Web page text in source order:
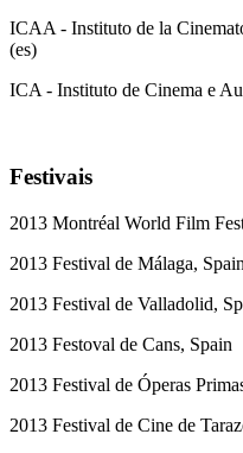
ICAA - Instituto de la
(es)
ICA - Instituto de Cinema e
Festivais
2013 Montréal World Film
2013 Festival de Málaga, Spain
2013 Festival de Valladolid,
2013 Festoval de Cans, Spain
2013 Festival de Óperas
2013 Festival de Cine de